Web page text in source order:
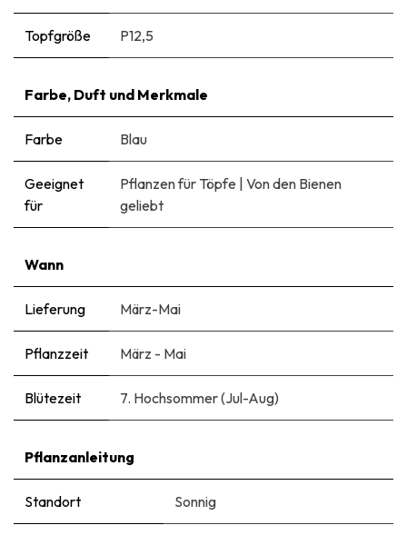
Topfgröße P12,5
Farbe, Duft und Merkmale
Farbe Blau
Geeignet
für
Pflanzen für Töpfe | Von den Bienen
geliebt
Wann
Lieferung März-Mai
Pflanzzeit März - Mai
Blütezeit 7. Hochsommer (Jul-Aug)
Pflanzanleitung
Standort Sonnig